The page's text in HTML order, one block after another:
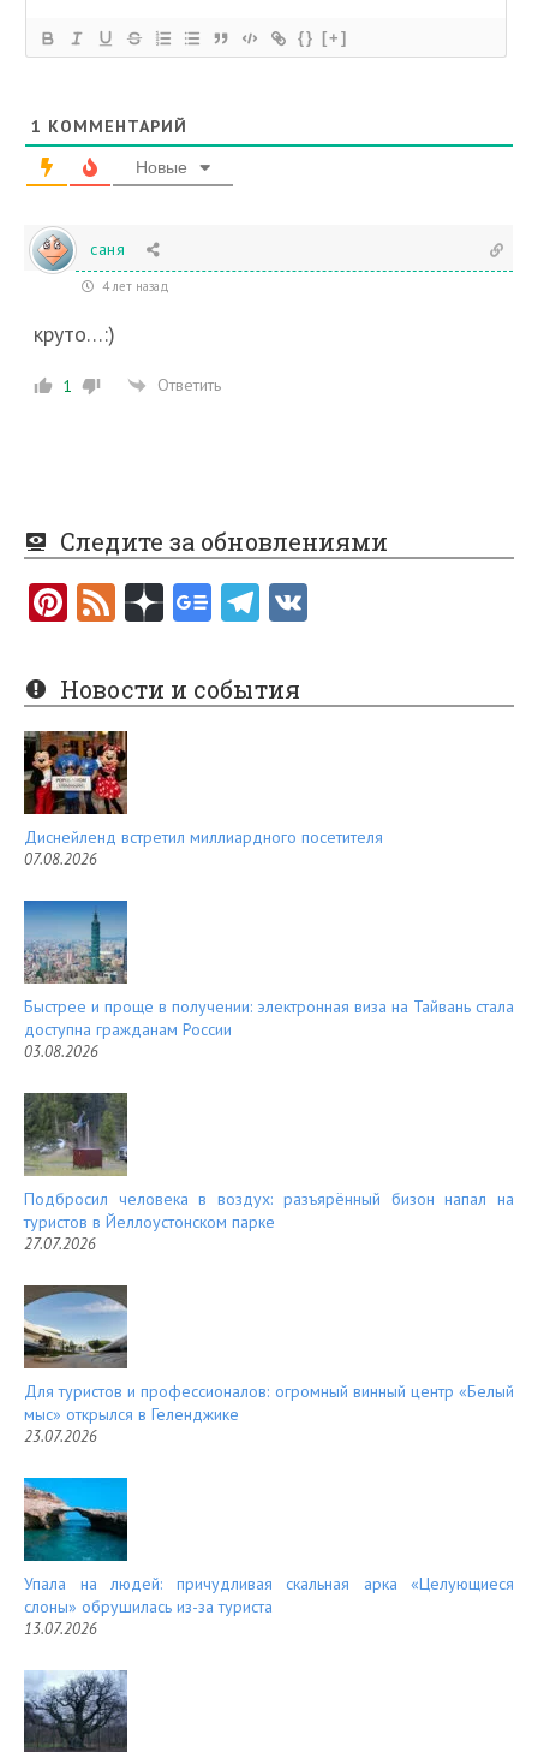
{} [+]
1 КОММЕНТАРИЙ
Новые
саня
4 лет назад
круто…:)
1 Ответить
Следите за обновлениями
Pi
er
es
t
F
e
d
Новости и события
Диснейленд встретил миллиардного посетителя
07.08.2026
Быстрее и проще в получении: электронная виза на Тайвань стала
доступна гражданам России
03.08.2026
Подбросил человека в воздух: разъярённый бизон напал на
туристов в Йеллоустонском парке
27.07.2026
Для туристов и профессионалов: огромный винный центр «Белый
мыс» открылся в Геленджике
23.07.2026
Упала на людей: причудливая скальная арка «Целующиеся
слоны» обрушилась из-за туриста
13.07.2026